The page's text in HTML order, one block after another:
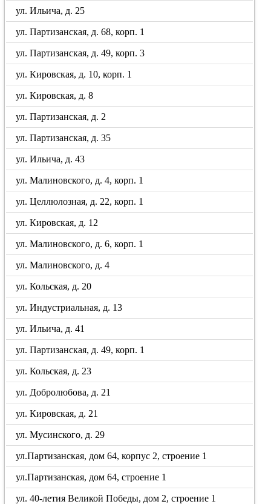
ул. Ильича, д. 25
ул. Партизанская, д. 68, корп. 1
ул. Партизанская, д. 49, корп. 3
ул. Кировская, д. 10, корп. 1
ул. Кировская, д. 8
ул. Партизанская, д. 2
ул. Партизанская, д. 35
ул. Ильича, д. 43
ул. Малиновского, д. 4, корп. 1
ул. Целлюлозная, д. 22, корп. 1
ул. Кировская, д. 12
ул. Малиновского, д. 6, корп. 1
ул. Малиновского, д. 4
ул. Кольская, д. 20
ул. Индустриальная, д. 13
ул. Ильича, д. 41
ул. Партизанская, д. 49, корп. 1
ул. Кольская, д. 23
ул. Добролюбова, д. 21
ул. Кировская, д. 21
ул. Мусинского, д. 29
ул.Партизанская, дом 64, корпус 2, строение 1
ул.Партизанская, дом 64, строение 1
ул. 40-летия Великой Победы, дом 2, строение 1